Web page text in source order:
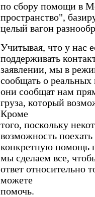
по сбору помощи в
пространство",
целый вагон
Учитывая, что у нас
поддерживать
заявлении, мы в
сообщать о
они сообщат нам
груза, который
Кроме
того, поскольку
возможность
конкретную помощь
мы сделаем все,
ответ относительно
можете
помочь.